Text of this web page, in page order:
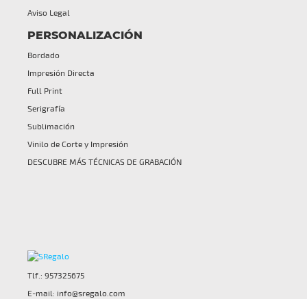
Aviso Legal
PERSONALIZACIÓN
Bordado
Impresión Directa
Full Print
Serigrafía
Sublimación
Vinilo de Corte y Impresión
DESCUBRE MÁS TÉCNICAS DE GRABACIÓN
Tlf.: 957325675
E-mail: info@sregalo.com